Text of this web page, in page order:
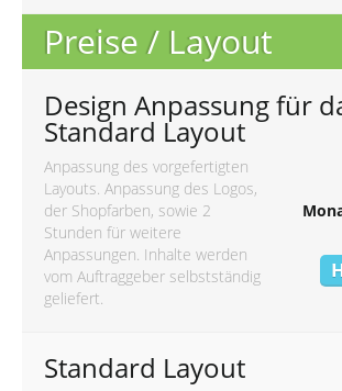
Preise / Layout
Design Anpassung für
Standard Layout
Anpassung des vorgefertigten
Layouts. Anpassung des Logos,
der Shopfarben, sowie 2
Stunden für weitere
Anpassungen. Inhalte werden
vom Auftraggeber selbstständig
geliefert.
Standard Layout